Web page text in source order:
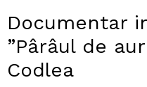
Documentar
”Pârâul de
Codlea